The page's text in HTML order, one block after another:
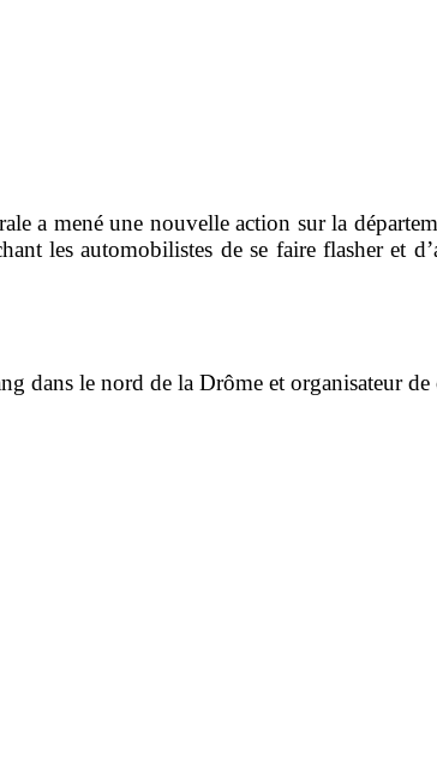
a mené une nouvelle action sur la
les automobilistes de se faire flasher et
dans le nord de la Drôme et organisateur de